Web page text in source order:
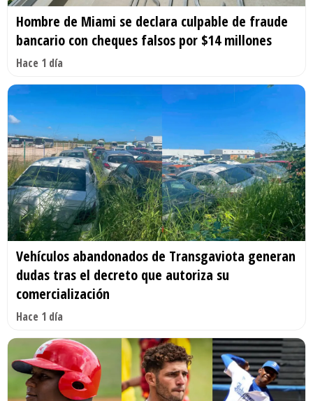
Hombre de Miami se declara culpable de fraude
bancario con cheques falsos por $14 millones
Hace 1 día
Vehículos abandonados de Transgaviota generan
dudas tras el decreto que autoriza su
comercialización
Hace 1 día